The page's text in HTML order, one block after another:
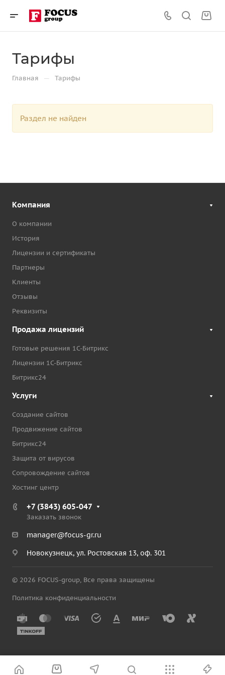
Тарифы
Главная — Тарифы
Раздел не найден
Компания
О компании
История
Лицензии и сертификаты
Партнеры
Клиенты
Отзывы
Реквизиты
Продажа лицензий
Готовые решения 1С-Битрикс
Лицензии 1С-Битрикс
Битрикс24
Услуги
Создание сайтов
Продвижение сайтов
Битрикс24
Защита от вирусов
Сопровождение сайтов
Хостинг центр
+7 (3843) 605-047
Заказать звонок
manager@focus-gr.ru
Новокузнецк, ул. Ростовская 13, оф. 301
© 2026 FOCUS-group, Все права защищены
Политика конфиденциальности